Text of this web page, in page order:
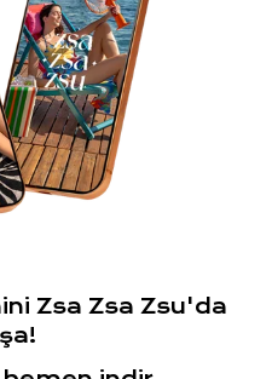
Zsa Zsa Zsu'da